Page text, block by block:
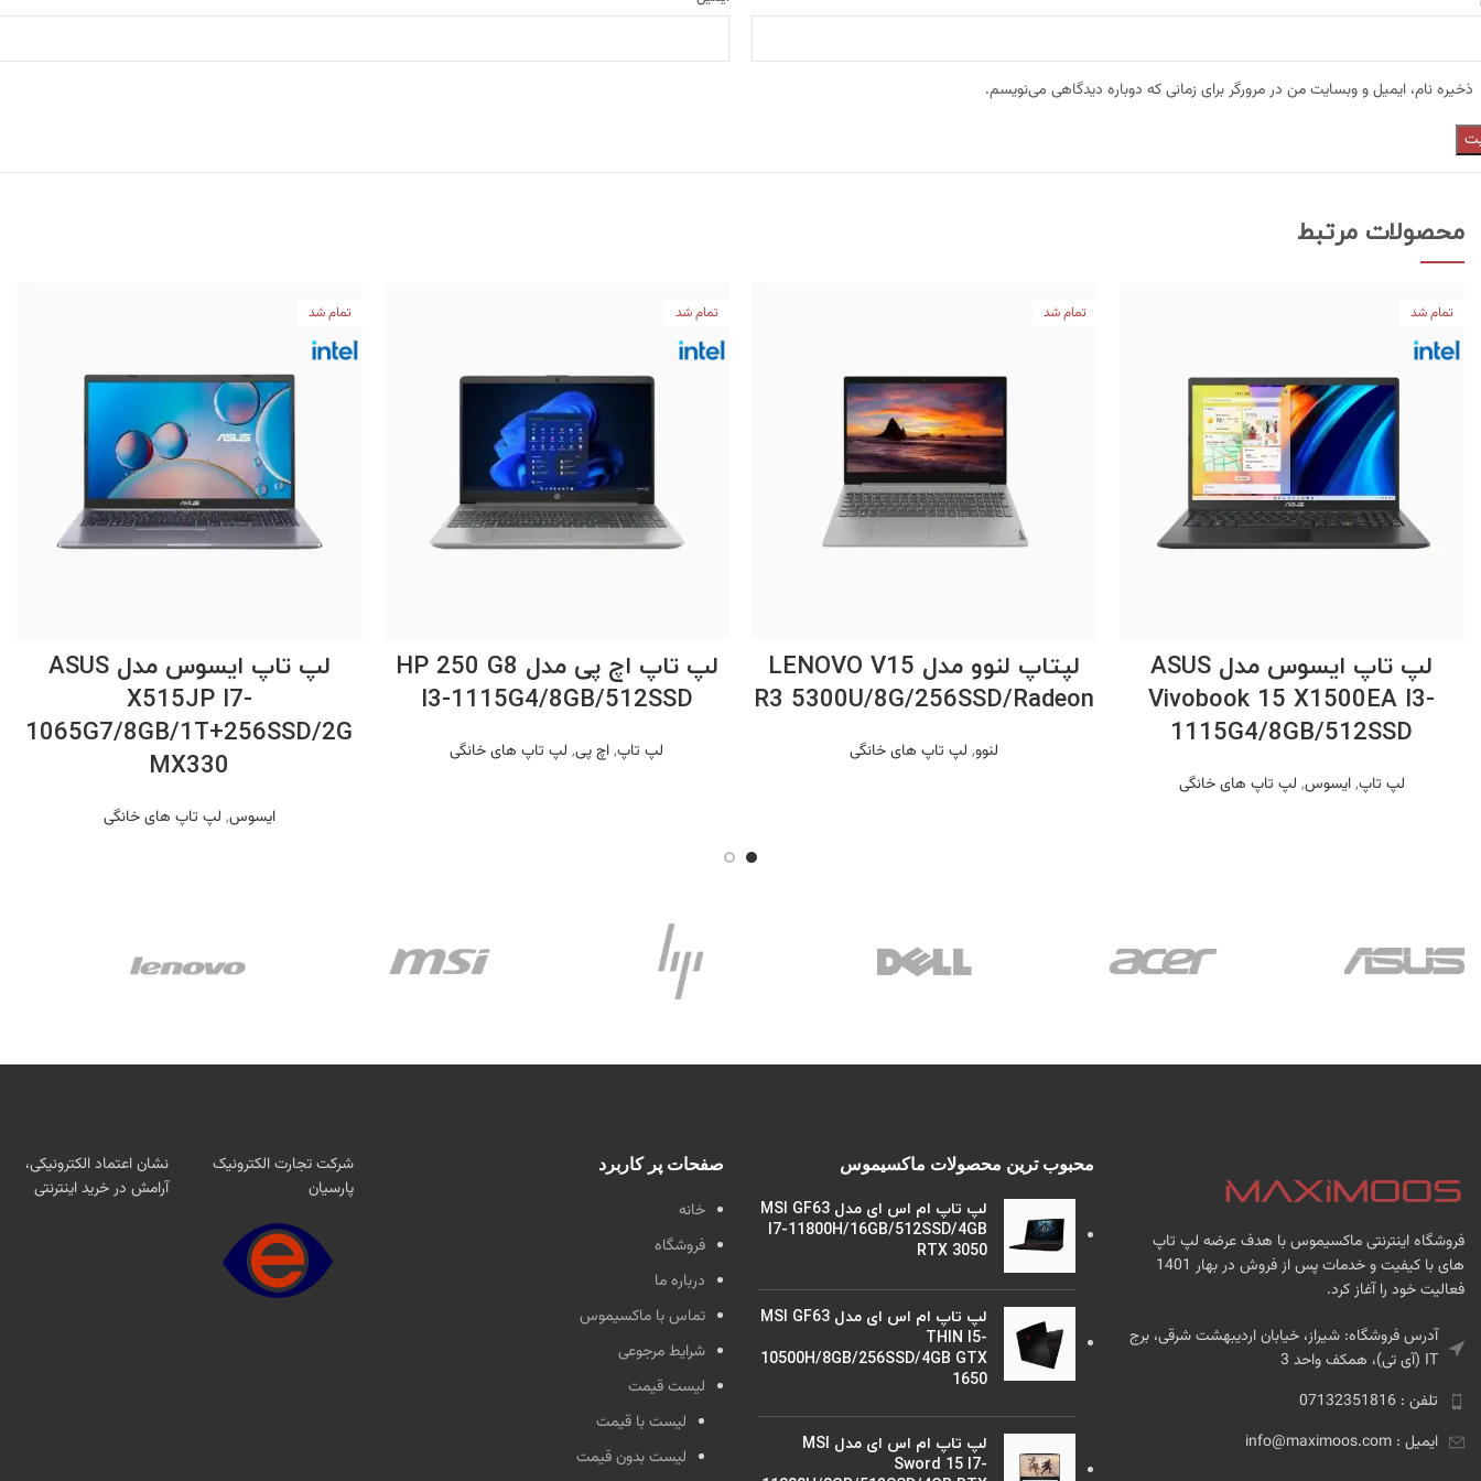
ذخیره نام، ایمیل و وبسایت من در مرورگر برای زمانی که دوباره دیدگاهی می‌نویسم.
محصولات مرتبط
تمام شد
لپ تاپ ایسوس مدل ASUS
Vivobook 15 X1500EA I3-
1115G4/8GB/512SSD
لپ تاپ,ایسوس, لپ تاپ های خانگی
تمام شد
اطلاعات بیشترلپتاپ لنوو مدل LENOVO V15
R3 5300U/8G/256SSD/Radeon
لنوو, لپ تاپ های خانگی
تمام شد
لپ تاپ اچ پی مدل HP 250 G8
I3-1115G4/8GB/512SSD
لپ تاپ,اچ پی, لپ تاپ های خانگی
تمام شد
لپ تاپ ایسوس مدل ASUS
X515JP I7-
1065G7/8GB/1T+256SSD/2G
MX330
ایسوس, لپ تاپ های خانگی
فروشگاه اینترنتی ماکسیموس با هدف عرضه لپ تاپ
های با کیفیت و خدمات پس از فروش در بهار 1401
فعالیت خود را آغاز کرد.
آدرس فروشگاه: شیراز، خیابان اردیبهشت شرقی، برج
IT (آی تی)، همکف واحد 3
تلفن : 07132351816
ایمیل : info@maximoos.com
محبوب ترین محصولات ماکسیموس
لپ تاپ ام اس ای مدل MSI GF63
I7-11800H/16GB/512SSD/4GB
RTX 3050
لپ تاپ ام اس ای مدل MSI GF63
THIN I5-
10500H/8GB/256SSD/4GB GTX
1650
لپ تاپ ام اس ای مدل MSI
Sword 15 I7-
صفحات پر کاربرد
خانه
فروشگاه
درباره ما
تماس با ماکسیموس
شرایط مرجوعی
لیست قیمت
لیست با قیمت
لیست بدون قیمت
نشان اعتماد الکترونیکی،
آرامش در خرید اینترنتی
شرکت تجارت الکترونیک
پارسیان